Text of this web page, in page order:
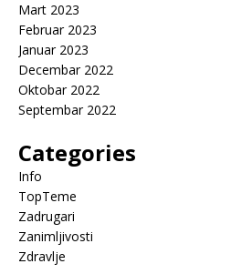
Mart 2023
Februar 2023
Januar 2023
Decembar 2022
Oktobar 2022
Septembar 2022
Categories
Info
TopTeme
Zadrugari
Zanimljivosti
Zdravlje